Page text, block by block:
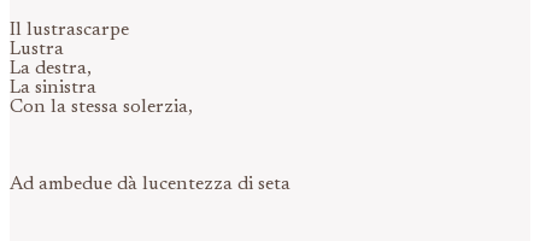
Il lustrascarpe
Lustra
La destra,
La sinistra
Con la stessa solerzia,
Ad ambedue dà lucentezza di seta